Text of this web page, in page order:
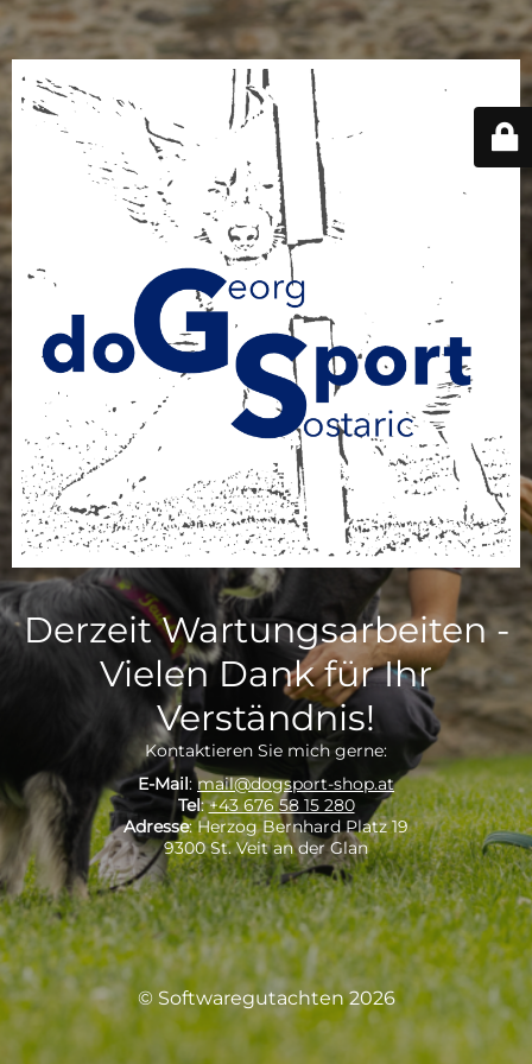
Derzeit Wartungsarbeiten -
Vielen Dank für Ihr
Verständnis!
Kontaktieren Sie mich gerne:
E-Mail:mail@dogsport-shop.at
Tel:+43 676 58 15 280
Adresse: Herzog Bernhard Platz 19
9300 St. Veit an der Glan
© Softwaregutachten 2026